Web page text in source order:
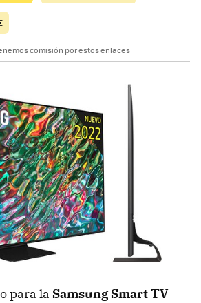
comisión por estos enlaces
para la Samsung Smart TV